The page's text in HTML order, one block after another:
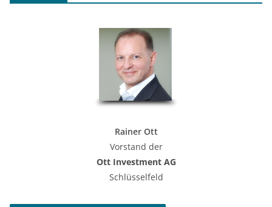
Rainer Ott
Vorstand der
Ott Investment AG
Schlüsselfeld